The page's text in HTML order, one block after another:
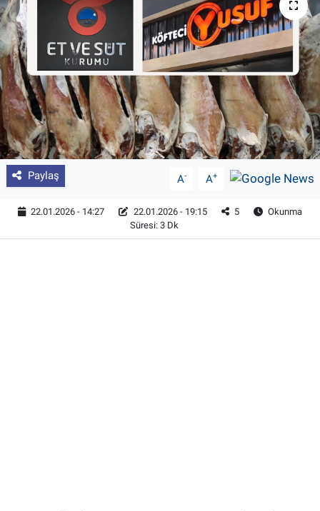
Paylaş A- A+
22.01.2026 - 14:27 22.01.2026 - 19:15 5
Okunma
Süresi: 3 Dk
Yetiştirici Soruyor
Dünyada Tarım
Üretici Birlikleri
Şeker ve Şekerli Mamüller
Tahıllar ve Baklagiller